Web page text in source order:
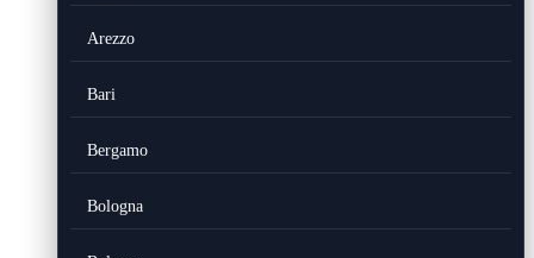
Arezzo
Bari
Bergamo
Bologna